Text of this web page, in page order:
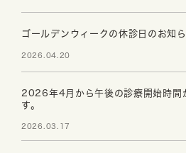
ゴールデンウィークの休診日のお知
2026.04.20
2026年4月から午後の診療開始時間
す。
2026.03.17